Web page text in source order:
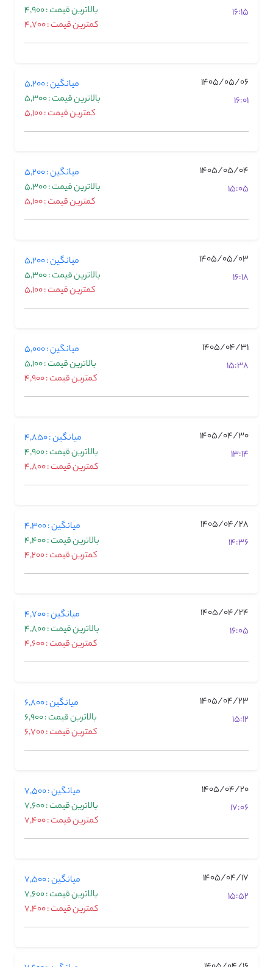
16:15
بالاترین قیمت : 4,900
کمترین قیمت : 4,700
1405/05/06
16:01
میانگین : 5,200
بالاترین قیمت : 5,300
کمترین قیمت : 5,100
1405/05/04
15:05
میانگین : 5,200
بالاترین قیمت : 5,300
کمترین قیمت : 5,100
1405/05/03
16:18
میانگین : 5,200
بالاترین قیمت : 5,300
کمترین قیمت : 5,100
1405/04/31
15:38
میانگین : 5,000
بالاترین قیمت : 5,100
کمترین قیمت : 4,900
1405/04/30
13:14
میانگین : 4,850
بالاترین قیمت : 4,900
کمترین قیمت : 4,800
1405/04/28
14:36
میانگین : 4,300
بالاترین قیمت : 4,400
کمترین قیمت : 4,200
1405/04/24
16:05
میانگین : 4,700
بالاترین قیمت : 4,800
کمترین قیمت : 4,600
1405/04/23
15:12
میانگین : 6,800
بالاترین قیمت : 6,900
کمترین قیمت : 6,700
1405/04/20
17:06
میانگین : 7,500
بالاترین قیمت : 7,600
کمترین قیمت : 7,400
1405/04/17
15:52
میانگین : 7,500
بالاترین قیمت : 7,600
کمترین قیمت : 7,400